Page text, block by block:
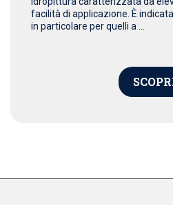
facilità di applicazione. È
in particolare per quelli a ...